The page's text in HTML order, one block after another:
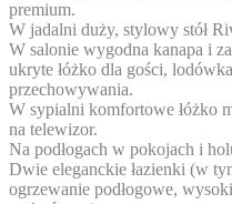
premium.
W jadalni duży, stylowy stół
W salonie wygodna kanapa i
ukryte łóżko dla gości,
przechowywania.
W sypialni komfortowe łóżko
na telewizor.
Na podłogach w pokojach i
Dwie eleganckie łazienki (w
ogrzewanie podłogowe,